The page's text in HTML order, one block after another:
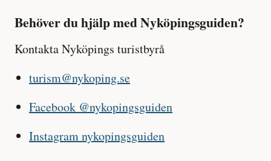
Behöver du hjälp med Nyköpingsguiden?
Kontakta Nyköpings turistbyrå
turism@nykoping.se
Facebook @nykopingsguiden
Instagram nykopingsguiden